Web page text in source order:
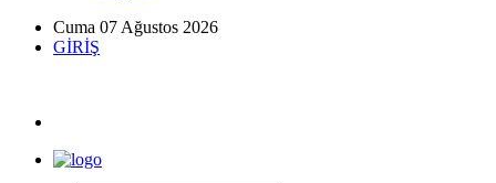
Cuma 07 Ağustos 2026
GİRİŞ